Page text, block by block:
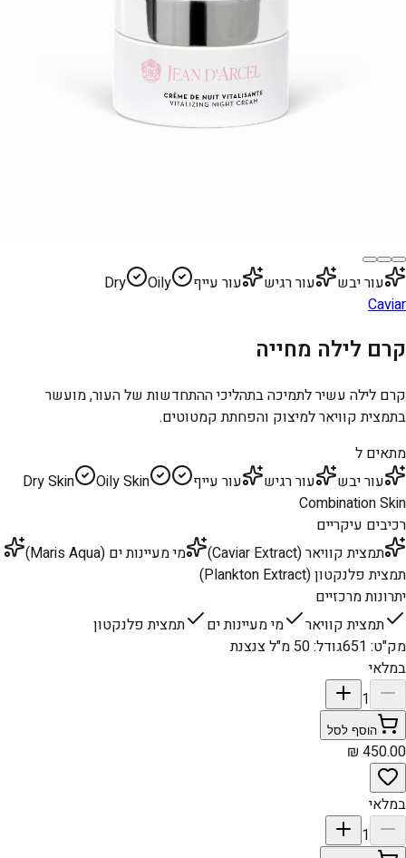
עור יבש עור רגיש עור עייף Dry
Oily
Caviar
קרם לילה מחייה
קרם לילה עשיר לתמיכה בתהליכי ההתחדשות של העור, מועשר
בתמצית קוויאר למיצוק והפחתת קמטוטים.
מתאים ל
עור יבש
עור רגיש עור עייף Dry Skin
Oily Skin
Combination Skin
רכיבים עיקריים
תמצית קוויאר (Caviar Extract)
מי מעיינות ים (Maris Aqua)
תמצית פלנקטון (Plankton Extract)
יתרונות מרכזיים
תמצית קוויאר
מי מעיינות ים
תמצית פלנקטון
מק"ט:
651גודל:50 מ"ל צנצנת
במלאי
1
הוסף לסל
במלאי
1